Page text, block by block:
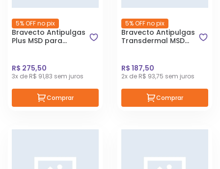
5% OFF no pix
Bravecto Antipulgas
Plus MSD para
R$ 275,50
3x de R$ 91,83 sem juros
Comprar
5% OFF no pix
Bravecto Antipulgas
Transdermal MSD
R$ 187,50
2x de R$ 93,75 sem juros
Comprar